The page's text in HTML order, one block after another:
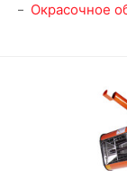
Окрасочное